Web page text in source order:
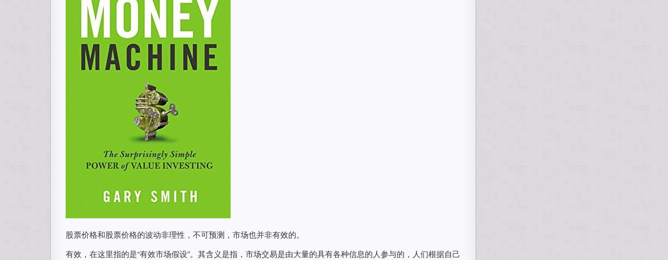
股票价格和股票价格的波动非理性，不可预测，市场也并非有效的。
有效，在这里指的是“有效市场假设”。其含义是指，市场交易是由大量的具有各种信息的人参与的，人们根据自己